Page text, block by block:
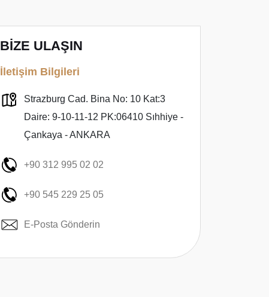
BİZE ULAŞIN
İletişim Bilgileri
Strazburg Cad. Bina No: 10 Kat:3
Daire: 9-10-11-12 PK:06410 Sıhhiye -
Çankaya - ANKARA
+90 312 995 02 02
+90 545 229 25 05
E-Posta Gönderin